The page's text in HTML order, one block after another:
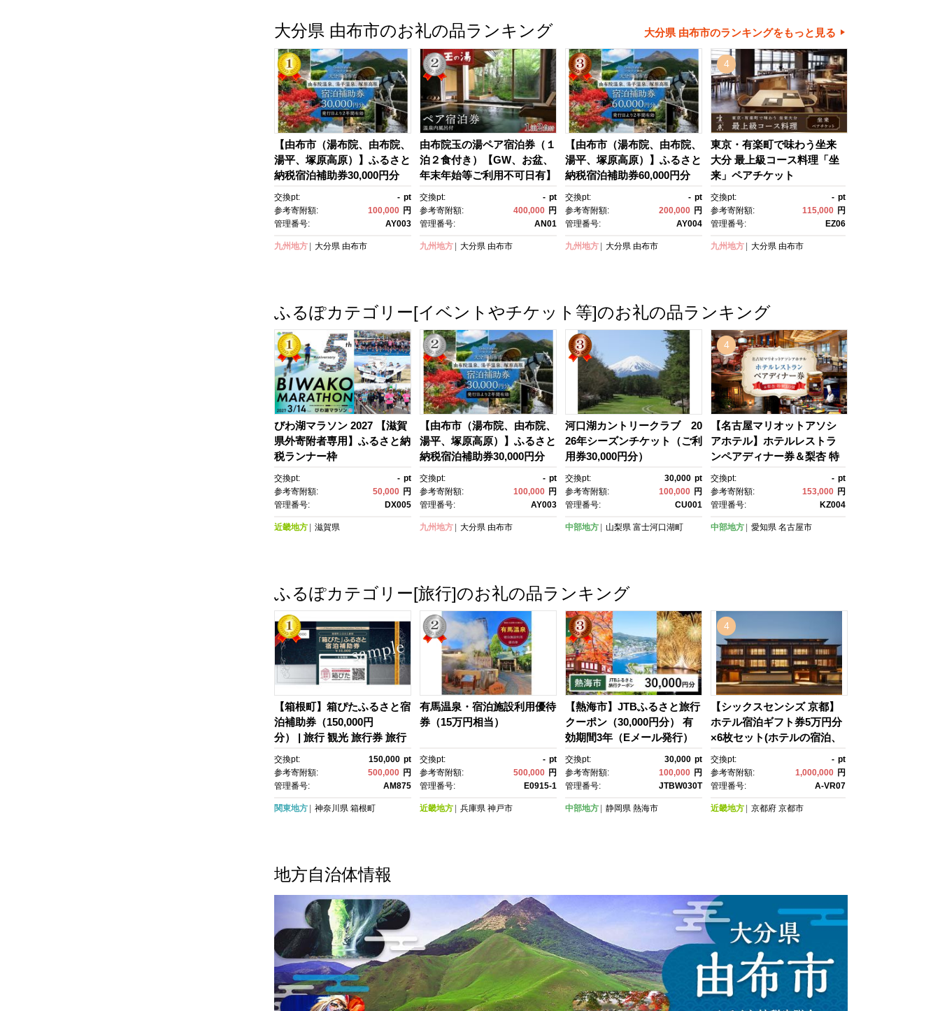
大分県 由布市のお礼の品ランキング 大分県 由布市のランキングをもっと見る
【由布市（湯布院、由布院、
湯平、塚原高原）】ふるさと
納税宿泊補助券30,000円分
【温泉 観光 旅行 ホテル 旅
館 クーポン チケット 宿泊
券 旅行券 宿泊 トラベルクー
気 おすすめ 大分県 由布市 A
交換pt: - pt
参考寄附額:
100,000 円
管理番号:
AY003
九州地方 大分県 由布市
由布院玉の湯ペア宿泊券（１
泊２食付き）【GW、お盆、
年末年始等ご利用不可日有】
| 宿泊券 宿泊 旅行券 温泉 観
光 旅行 ホテル 旅館 クーポ
ン チケット トラベルクーポ
すすめ 大分県 由布市 AN01
交換pt: - pt
参考寄附額:
400,000 円
管理番号:
AN01
九州地方 大分県 由布市
【由布市（湯布院、由布院、
湯平、塚原高原）】ふるさと
納税宿泊補助券60,000円分
【宿泊券 宿泊 旅行券 温泉 観
光 旅行 ホテル 旅館 クーポ
ン チケット トラベルクーポ
すすめ 大分県 由布市 AY00
交換pt: - pt
参考寄附額:
200,000 円
管理番号:
AY004
九州地方 大分県 由布市
4
東京・有楽町で味わう坐来
大分 最上級コース料理「坐
来」ペアチケット
交換pt: - pt
参考寄附額:
115,000 円
管理番号:
EZ06
九州地方 大分県 由布市
ふるぽカテゴリー[イベントやチケット等]のお礼の品ランキング
びわ湖マラソン 2027 【滋賀
県外寄附者専用】ふるさと納
税ランナー枠
交換pt: - pt
参考寄附額:
50,000 円
管理番号:
DX005
近畿地方 滋賀県
【由布市（湯布院、由布院、
湯平、塚原高原）】ふるさと
納税宿泊補助券30,000円分
【温泉 観光 旅行 ホテル 旅
館 クーポン チケット 宿泊
券 旅行券 宿泊 トラベルクー
気 おすすめ 大分県 由布市 A
交換pt: - pt
参考寄附額:
100,000 円
管理番号:
AY003
九州地方 大分県 由布市
河口湖カントリークラブ 20
26年シーズンチケット（ご利
用券30,000円分）
交換pt: 30,000 pt
参考寄附額:
100,000 円
管理番号:
CU001
中部地方 山梨県 富士河口湖町
4
【名古屋マリオットアソシ
アホテル】ホテルレストラ
ンペアディナー券＆梨杏 特
製XO醬
交換pt: - pt
参考寄附額:
153,000 円
管理番号:
KZ004
中部地方 愛知県 名古屋市
ふるぽカテゴリー[旅行]のお礼の品ランキング
【箱根町】箱ぴたふるさと宿
泊補助券（150,000円
分） | 旅行 観光 旅行券 旅行
クーポン クーポン 箱根町ふ
るさと納税 神奈川県ふるさ
と納税 神奈川県 箱根町
交換pt: 150,000 pt
参考寄附額:
500,000 円
管理番号:
AM875
関東地方 神奈川県 箱根町
有馬温泉・宿泊施設利用優待
券（15万円相当）
交換pt: - pt
参考寄附額:
500,000 円
管理番号:
E0915-1
近畿地方 兵庫県 神戸市
【熱海市】JTBふるさと旅行
クーポン（30,000円分） 有
効期間3年（Eメール発行）
温泉 熱海 伊豆 静岡 温泉旅
行 宿泊券 宿泊 旅行券 温
泉 観光 旅行 ホテル 旅館 ク
ン トラベル 宿泊 旅行券 温
交換pt: 30,000 pt
参考寄附額:
100,000 円
管理番号:
JTBW030T
中部地方 静岡県 熱海市
4
【シックスセンシズ 京都】
ホテル宿泊ギフト券5万円分
×6枚セット(ホテルの宿泊、
レストラン等で使用可)［ 京
都 東山 源氏物語の世界観 庭
園 隠れ家 ホテル 宿泊 ギフ
ト 宿泊券 人気 おすすめ ホ
交換pt: - pt
参考寄附額:
1,000,000 円
管理番号:
A-VR07
近畿地方 京都府 京都市
地方自治体情報